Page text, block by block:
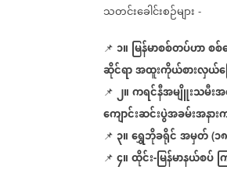
သတင်းခေါင်းစဉ်များ -
📌 ၁။ မြန်မာစစ်တပ်ဟာစစ်
ဆိုင်ရာအထူးကိုယ်စားလှယ်ပ
📌 ၂။ကရင်နီအမျိူးသမီး
ကျောင်းဆင်းပွဲအခမ်းအနား
📌 ၃။ရွှေဘိုခရိုင်အမှတ် (၁၈
📌 ၄။ထိုင်း-မြန်မာနယ်စပ်